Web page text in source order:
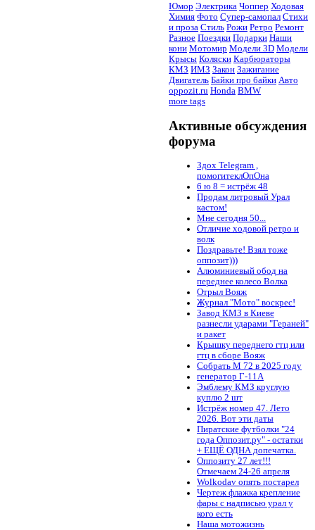
Юмор Электрика Чоппер Ходовая
Химия Фото Супер-самопал Стихи
и проза Стиль Рожи Ретро Ремонт
Разное Поездки Подарки Наши
кони Мотомир Модели 3D Модели
Крысы Коляски Карбюраторы
КМЗ ИМЗ Закон Зажигание
Двигатель Байки про байки Авто
oppozit.ru Honda BMW
more tags
Активные обсуждения
форума
Здох Telegram ,
помогитеклОпОна
6 ю 8 = истрёж 48
Продам литровый Урал
кастом!
Мне сегодня 50...
Отличие ходовой ретро и
волк
Поздравьте! Взял тоже
оппозит)))
Алюминиевый обод на
переднее колесо Волка
Отрыл Вояж
Журнал "Мото" воскрес!
Завод КМЗ в Киеве
разнесли ударами "Гераней"
и ракет
Крышку переднего гтц или
гтц в сборе Вояж
Собрать М 72 в 2025 году
генератор Г-11А
Эмблему КМЗ круглую
куплю 2 шт
Истрёж номер 47. Лето
2026. Вот эти даты
Пиратские футболки "24
года Оппозит.ру" - остатки
+ ЕЩЁ ОДНА допечатка.
Оппозиту 27 лет!!!
Отмечаем 24-26 апреля
Wolkodav опять постарел
Чертеж флажка крепление
фары с надписью урал у
кого есть
Наша мотожизнь